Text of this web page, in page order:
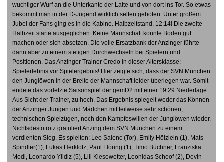
wuchtiger Wurf an die Unterkante der Latte und von dort ins Tor. So etwas
bekommt man in der D-Jugend wirklich selten geboten. Unter großem
Jubel der Fans ging es in die Kabine. Halbzeitstand, 12:14! Die zweite
Halbzeit starte ausgeglichen. Keine Mannschaft konnte Boden gut
machen oder sich absetzen. Die volle Ersatzbank der Anzinger führte
dann aber zu einem stetigen Durchwechseln bei Spielern und
Positionen. Das Anzinger Trainer Credo in dieser Altersklasse:
Spielerlebnis vor Spielergebnis! Hier zeigte sich, dass der SVN München
den Junglöwen in der Breite der Mannschaft leider überlegen war. Somit
endete das vorletzte Saisonspiel der gemD2 mit einer 19:29 Niederlage.
Aus Sicht der Trainer, zu hoch. Das Ergebnis spiegelt weder das Können
der Anzinger Jungen und Mädchen mit teilweise sehr schönen,
technischen Spielzügen, noch den Kampfeswillen der Junglöwen wieder.
Nichtsdestotrotz gratuliert Anzing dem SVN München zu einem
verdienten Sieg. Es spielten: Leo Salenc (Tor), Emily Hölzlein (1), Mats
Spindler(1), Lukas Herklotz, Paul Flöring (1), Timo Büchner, Franziska
Modl, Leonardo Yildiz (5), Lili Kiesewetter, Leonidas Schoof (2), Devin